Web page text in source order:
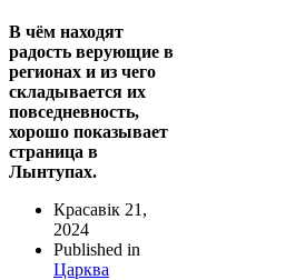
В чём находят
радость верующие в
регионах и из чего
складывается их
повседневность,
хорошо показывает
страница в
Лынтупах.
Красавік 21,
2024
Published in
Царква